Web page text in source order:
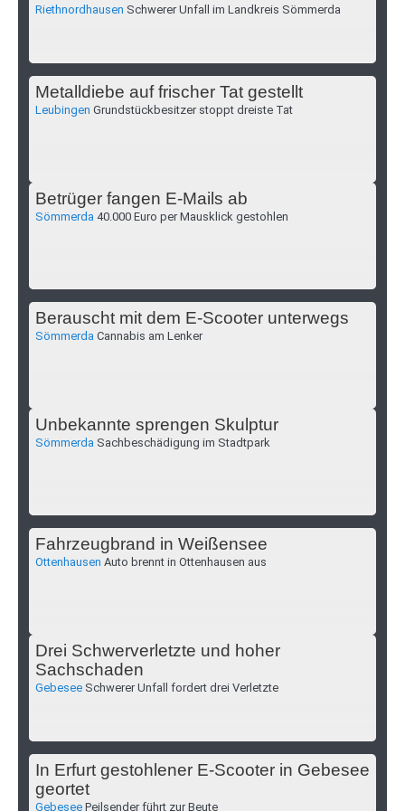
Riethnordhausen Schwerer Unfall im Landkreis Sömmerda
Metalldiebe auf frischer Tat gestellt
Leubingen Grundstückbesitzer stoppt dreiste Tat
Betrüger fangen E-Mails ab
Sömmerda 40.000 Euro per Mausklick gestohlen
Berauscht mit dem E-Scooter unterwegs
Sömmerda Cannabis am Lenker
Unbekannte sprengen Skulptur
Sömmerda Sachbeschädigung im Stadtpark
Fahrzeugbrand in Weißensee
Ottenhausen Auto brennt in Ottenhausen aus
Drei Schwerverletzte und hoher
Sachschaden
Gebesee Schwerer Unfall fordert drei Verletzte
In Erfurt gestohlener E-Scooter in Gebesee
geortet
Gebesee Peilsender führt zur Beute